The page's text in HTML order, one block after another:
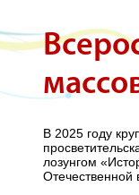
В 2025 году
лозунгом
Отечественной